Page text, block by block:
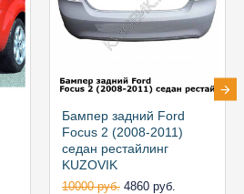
Бампер задний Ford
Focus 2 (2008-2011)
седан рестайлинг
KUZOVIK
10000 руб. 4860 руб.